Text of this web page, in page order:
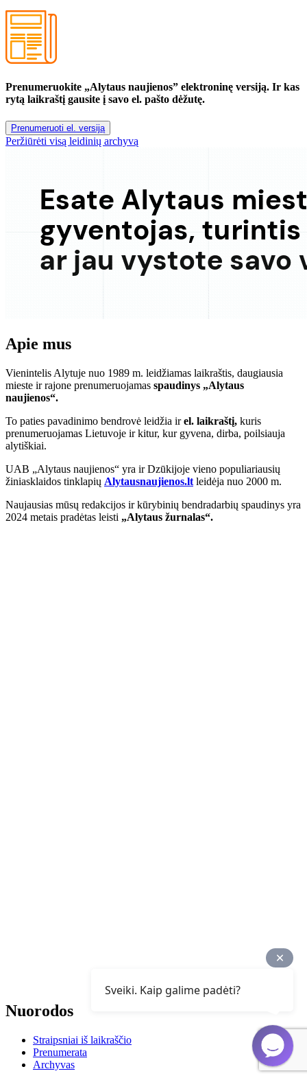
Prenumeruokite „Alytaus naujienos” elektroninę versiją. Ir kas
rytą laikraštį gausite į savo el. pašto dėžutę.
Prenumeruoti el. versiją
Peržiūrėti visą leidinių archyvą
Apie mus
Vienintelis Alytuje nuo 1989 m. leidžiamas laikraštis, daugiausia
mieste ir rajone prenumeruojamas spaudinys „Alytaus
naujienos“.
To paties pavadinimo bendrovė leidžia irel. laikraštį, kuris
prenumeruojamas Lietuvoje ir kitur, kur gyvena, dirba, poilsiauja
alytiškiai.
UAB „Alytaus naujienos“ yra ir Dzūkijoje vieno populiariausių
žiniasklaidos tinklapių Alytausnaujienos.lt leidėja nuo 2000 m.
Naujausias mūsų redakcijos ir kūrybinių bendradarbių spaudinys yra
2024 metais pradėtas leisti „Alytaus žurnalas“.
Nuorodos
Straipsniai iš laikraščio
Prenumerata
Archyvas
Sveiki. Kaip galime padėti?